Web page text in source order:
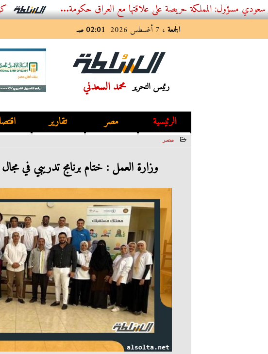
المملكة حريصة على علاقتها مع العراق حكومة... كيف تحمي
الجمعة ، 7 أغسطس 2026 02:01 صـ
رئيس التحرير محمد السعدني
الرئيسية مصر تقارير
مصر
وزارة العمل : ختام برنامج تدريبي في